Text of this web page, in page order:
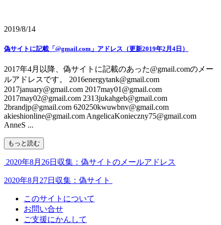
2019/8/14
偽サイトに記載「@gmail.com」アドレス（更新2019年2月4日）
2017年4月以降、偽サイトに記載のあった@gmail.comのメー
ルアドレスです。 2016energytank@gmail.com
2017january@gmail.com 2017may01@gmail.com
2017may02@gmail.com 2313jukahgeb@gmail.com
2brandjp@gmail.com 620250kwuwbnv@gmail.com
akieshionline@gmail.com AngelicaKonieczny75@gmail.com
AnneS ...
もっと読む
2020年8月26日収集：偽サイトのメールアドレス
2020年8月27日収集：偽サイト
このサイトについて
お問い合せ
ご支援にかんして